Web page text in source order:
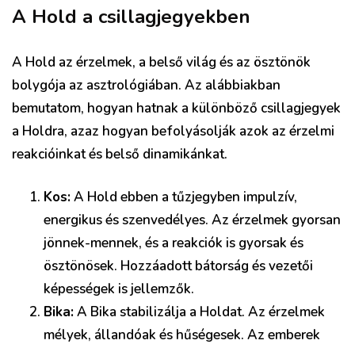
A Hold a csillagjegyekben
A Hold az érzelmek, a belső világ és az ösztönök
bolygója az asztrológiában. Az alábbiakban
bemutatom, hogyan hatnak a különböző csillagjegyek
a Holdra, azaz hogyan befolyásolják azok az érzelmi
reakcióinkat és belső dinamikánkat.
Kos:A Hold ebben a tűzjegyben impulzív,
energikus és szenvedélyes. Az érzelmek gyorsan
jönnek-mennek, és a reakciók is gyorsak és
ösztönösek. Hozzáadott bátorság és vezetői
képességek is jellemzők.
Bika:A Bika stabilizálja a Holdat. Az érzelmek
mélyek, állandóak és hűségesek. Az emberek